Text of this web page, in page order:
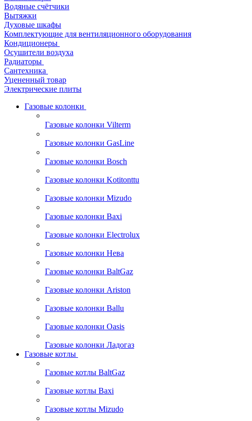
Водяные счётчики
Вытяжки
Духовые шкафы
Комплектующие для вентиляционного оборудования
Кондиционеры
Осушители воздуха
Радиаторы
Сантехника
Уцененный товар
Электрические плиты
Газовые колонки
Газовые колонки Vilterm
Газовые колонки GasLine
Газовые колонки Bosch
Газовые колонки Kotitonttu
Газовые колонки Mizudo
Газовые колонки Baxi
Газовые колонки Electrolux
Газовые колонки Нева
Газовые колонки BaltGaz
Газовые колонки Ariston
Газовые колонки Ballu
Газовые колонки Oasis
Газовые колонки Ладогаз
Газовые котлы
Газовые котлы BaltGaz
Газовые котлы Baxi
Газовые котлы Mizudo